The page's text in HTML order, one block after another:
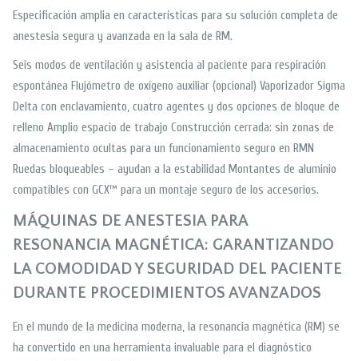
Especificación amplia en características para su solución completa de
anestesia segura y avanzada en la sala de RM.
Seis modos de ventilación y asistencia al paciente para respiración
espontánea Flujómetro de oxígeno auxiliar (opcional) Vaporizador Sigma
Delta con enclavamiento, cuatro agentes y dos opciones de bloque de
relleno Amplio espacio de trabajo Construcción cerrada: sin zonas de
almacenamiento ocultas para un funcionamiento seguro en RMN
Ruedas bloqueables – ayudan a la estabilidad Montantes de aluminio
compatibles con GCX™ para un montaje seguro de los accesorios.
MÁQUINAS DE ANESTESIA PARA
RESONANCIA MAGNÉTICA: GARANTIZANDO
LA COMODIDAD Y SEGURIDAD DEL PACIENTE
DURANTE PROCEDIMIENTOS AVANZADOS
En el mundo de la medicina moderna, la resonancia magnética (RM) se
ha convertido en una herramienta invaluable para el diagnóstico